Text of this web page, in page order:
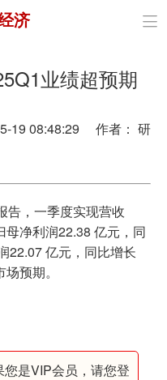
与经济
保
济 
业绩超预期
19 08:48:29 作者： 研
告，一季度实现营收
净利润22.38 亿元，同
22.07 亿元，同比增长
预期。
是VIP会员，请您登